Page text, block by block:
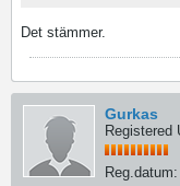
Det stämmer.
Gurkas
Registered
Reg.datum: